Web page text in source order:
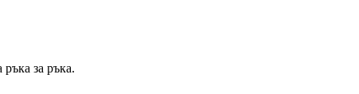
за ръка.